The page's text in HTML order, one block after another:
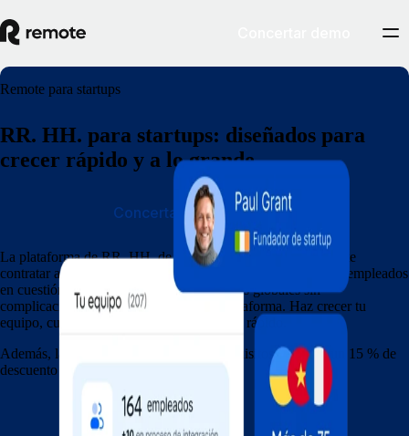
Remote para startups
RR. HH. para startups: diseñados para
crecer rápido y a lo grande
La plataforma de RR. HH. de Remote para startups te permite
contratar a cualquier persona, gestionar la integración de los empleados
en cuestión de minutos y llevar las nóminas globales sin
complicaciones, todo desde una única plataforma. Haz crecer tu
equipo, cumple con la normativa y avanza rápido.
Además, las startups que cumplan los requisitos obtienen un 15 % de
descuento en Remote durante 12 meses.
Concertar demostración